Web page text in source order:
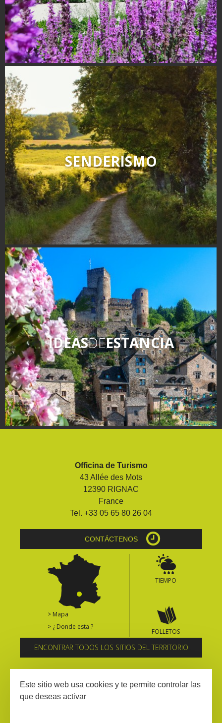
SENDERISMO
IDEASDEESTANCIA
Officina de Turismo
43 Allée des Mots
12390 RIGNAC
France
Tel. +33 05 65 80 26 04
CONTÁCTENOS
> Mapa
> ¿ Donde esta ?
TIEMPO
FOLLETOS
ENCONTRAR TODOS LOS SITIOS DEL TERRITORIO
Suscríbase al boletín informativo
Este sitio web usa cookies y te permite controlar las
que deseas activar